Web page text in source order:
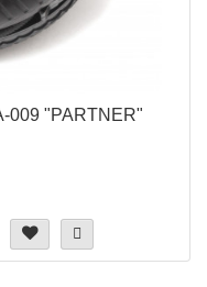
009 "PARTNER"